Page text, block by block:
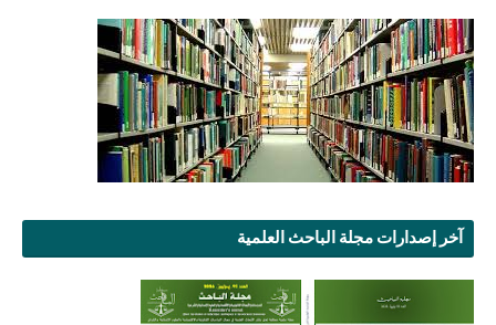
آخر إصدارات مجلة الباحث العلمية